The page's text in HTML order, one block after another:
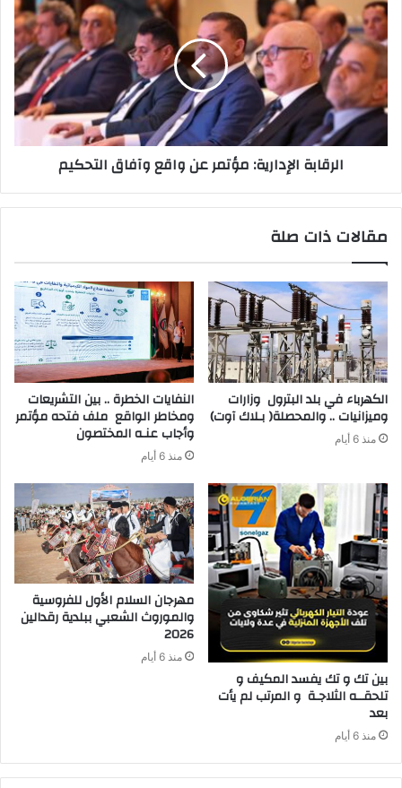
الرقابة الإدارية: مؤتمر عن واقع وآفاق التحكيم
مقالات ذات صلة
‬وميزانيات‭ .. ‬والمحصلة‭ )‬بـلاك‭ ‬آوت)
منذ 6 أيام ‬وأجاب‭ ‬عنـه‭ ‬المختصون
منذ 6 أيام
‬بعد‭ ‬
منذ 6 أيام
‬2026‭ ‬
منذ 6 أيام